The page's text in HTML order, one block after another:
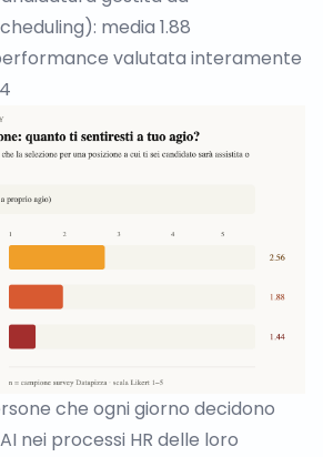
media 1.88
valutata interamente
che ogni giorno decidono
nei processi HR delle loro